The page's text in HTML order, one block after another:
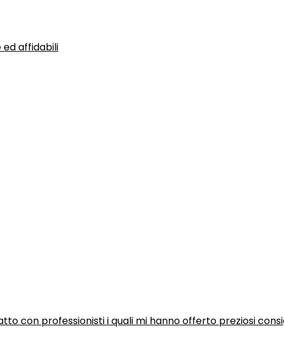
ed affidabili
con professionisti i quali mi hanno offerto preziosi